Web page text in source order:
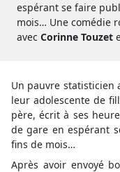
espérant se faire
mois… Une comédie
avec Corinne Touzet
Un pauvre statisticien
leur adolescente de
père, écrit à ses
de gare en espérant
fins de mois…
Après avoir envoyé